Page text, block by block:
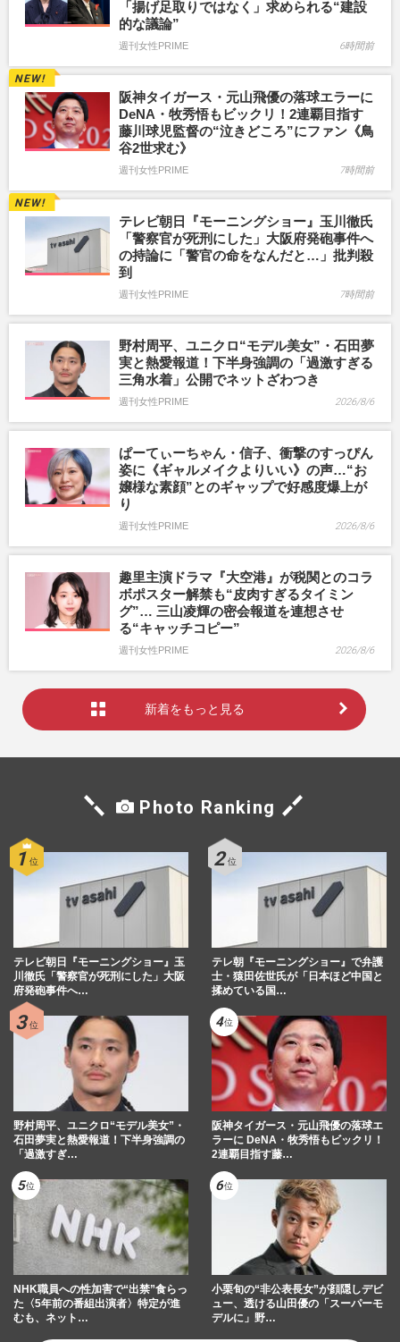
「揚げ足取りではなく」求められる“建設
的な議論”
週刊女性PRIME 6時間前
阪神タイガース・元山飛優の落球エラーに
DeNA・牧秀悟もビックリ！2連覇目指す
藤川球児監督の“泣きどころ”にファン《鳥
谷2世求む》
週刊女性PRIME 7時間前
テレビ朝日『モーニングショー』玉川徹氏
「警察官が死刑にした」大阪府発砲事件へ
の持論に「警官の命をなんだと…」批判殺
到
週刊女性PRIME 7時間前
野村周平、ユニクロ“モデル美女”・石田夢
実と熱愛報道！下半身強調の「過激すぎる
三角水着」公開でネットざわつき
週刊女性PRIME 2026/8/6
ぱーてぃーちゃん・信子、衝撃のすっぴん
姿に《ギャルメイクよりいい》の声…“お
嬢様な素顔”とのギャップで好感度爆上が
り
週刊女性PRIME 2026/8/6
趣里主演ドラマ『大空港』が税関とのコラ
ボポスター解禁も“皮肉すぎるタイミン
グ”… 三山凌輝の密会報道を連想させ
る“キャッチコピー”
週刊女性PRIME 2026/8/6
新着をもっと見る
Photo Ranking
テレビ朝日『モーニングショー』玉
川徹氏「警察官が死刑にした」大阪
府発砲事件へ…
テレ朝『モーニングショー』で弁護
士・猿田佐世氏が「日本ほど中国と
揉めている国…
野村周平、ユニクロ“モデル美女”・
石田夢実と熱愛報道！下半身強調の
「過激すぎ…
阪神タイガース・元山飛優の落球エ
ラーに DeNA・牧秀悟もビックリ！
2連覇目指す藤…
NHK職員への性加害で“出禁”食らっ
た〈5年前の番組出演者〉特定が進
むも、ネット…
小栗旬の“非公表長女”が顔隠しデビ
ュー、透ける山田優の「スーパーモ
デルに」野…